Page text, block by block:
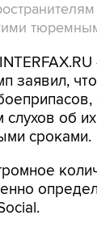
заявил,
слухов об
сроками.